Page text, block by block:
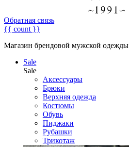
Обратная связь
{{ count }}
Магазин брендовой мужской одежды
Sale
Sale
Аксессуары
Брюки
Верхняя одежда
Костюмы
Обувь
Пиджаки
Рубашки
Трикотаж